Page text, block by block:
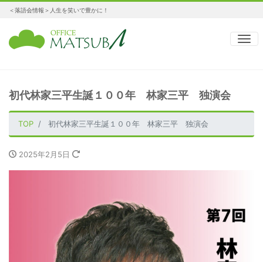
＜落語会情報＞人生を笑いで豊かに！
ナ
初代林家三平生誕１００年 林家三平 独演会
TOP 初代林家三平生誕１００年 林家三平 独演会
2025年2月5日